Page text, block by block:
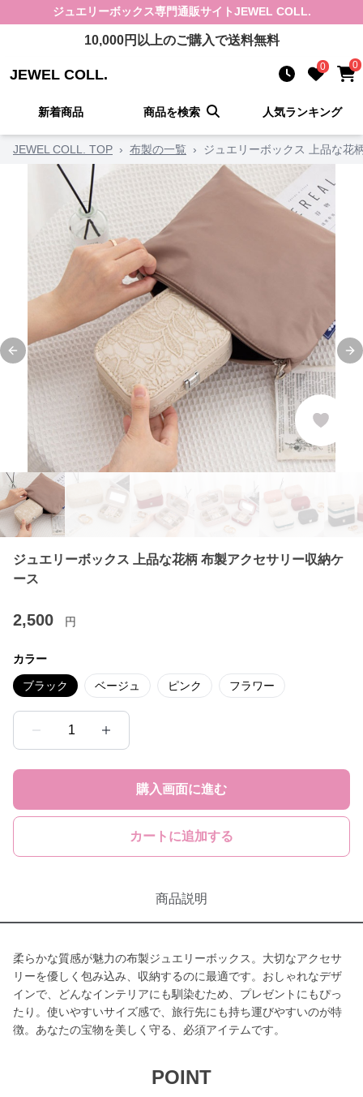
ジュエリーボックス専門通販サイトJEWEL COLL.
10,000円以上のご購入で送料無料
JEWEL COLL. 0 0
新着商品 商品を検索 人気ランキング
JEWEL COLL. TOP › 布製の一覧 › ジュエリーボックス 上品な花
Previous slide
ジュエリーボックス 上品な花柄 布製アクセサリー収納ケ
ース
2,500 円
カラー
ブラック ベージュ ピンク フラワー
1
購入画面に進む
カートに追加する
商品説明
柔らかな質感が魅力の布製ジュエリーボックス。大切なアクセサ
リーを優しく包み込み、収納するのに最適です。おしゃれなデザ
インで、どんなインテリアにも馴染むため、プレゼントにもぴっ
たり。使いやすいサイズ感で、旅行先にも持ち運びやすいのが特
徴。あなたの宝物を美しく守る、必須アイテムです。
POINT